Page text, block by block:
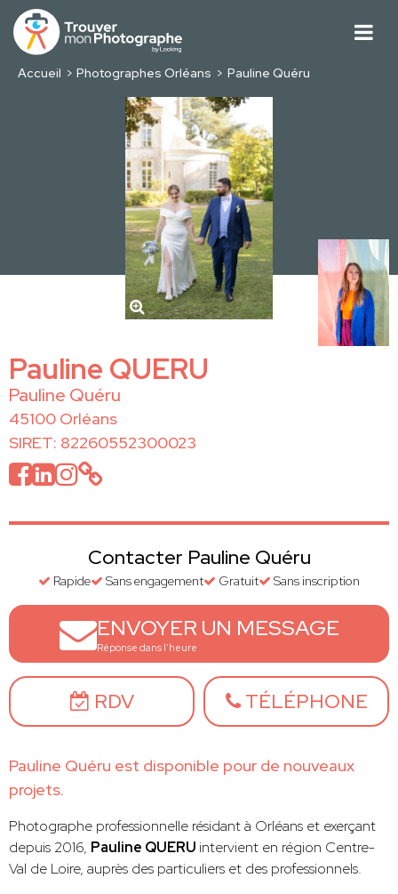
Accueil Photographes Orléans Pauline Quéru
Pauline QUERU
Pauline Quéru
45100 Orléans
SIRET: 82260552300023
Contacter Pauline Quéru
Rapide Sans engagement Gratuit Sans inscription
ENVOYER UN MESSAGE
Réponse dans l'heure
RDV TÉLÉPHONE
Pauline Quéru est disponible pour de nouveaux
projets.
Photographe professionnelle résidant à Orléans et exerçant
depuis 2016, Pauline QUERU intervient en région Centre-
Val de Loire, auprès des particuliers et des professionnels.